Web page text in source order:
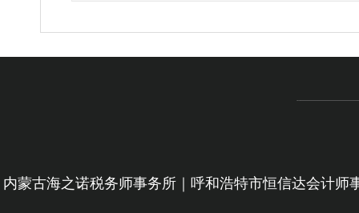
内蒙古海之诺税务师事务所｜呼和浩特市恒信达会计师